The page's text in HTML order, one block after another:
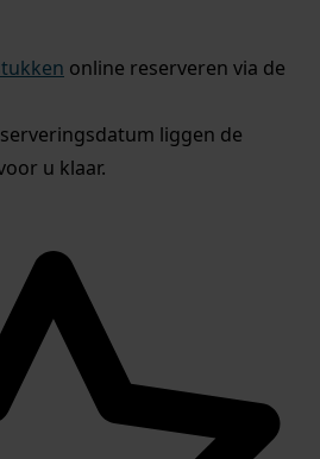
online reserveren via de
liggen de
u klaar.